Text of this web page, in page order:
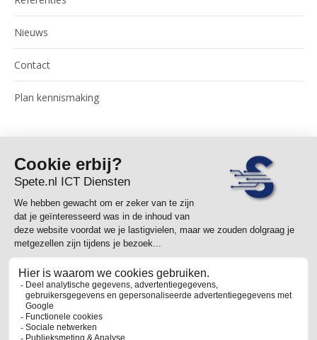
Nieuws
Contact
Plan kennismaking